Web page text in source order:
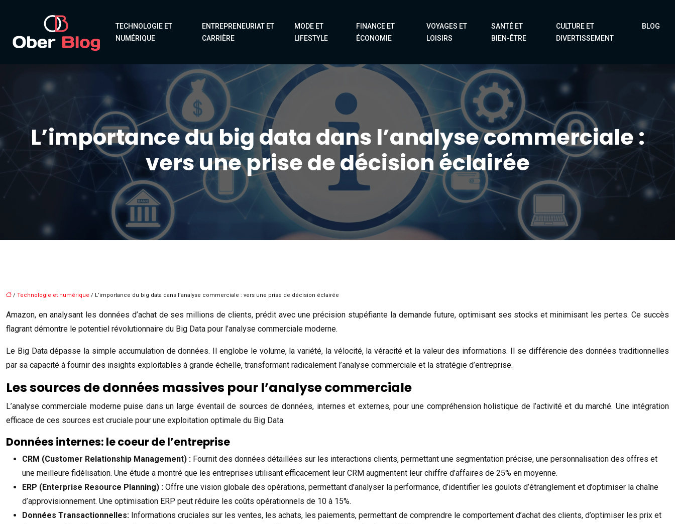
TECHNOLOGIE ET
NUMÉRIQUE
ENTREPRENEURIAT ET
CARRIÈRE
MODE ET
LIFESTYLE
FINANCE ET
ÉCONOMIE
VOYAGES ET
LOISIRS
SANTÉ ET
BIEN-ÊTRE
CULTURE ET
DIVERTISSEMENT
BLOG
L’importance du big data dans l’analyse commerciale :
vers une prise de décision éclairée
/ Technologie et numérique / L’importance du big data dans l’analyse commerciale : vers une prise de décision éclairée
Amazon, en analysant les données d’achat de ses millions de clients, prédit avec une précision stupéfiante la demande future, optimisant ses stocks et minimisant les pertes. Ce succès
flagrant démontre le potentiel révolutionnaire du Big Data pour l’analyse commerciale moderne.
Le Big Data dépasse la simple accumulation de données. Il englobe le volume, la variété, la vélocité, la véracité et la valeur des informations. Il se différencie des données traditionnelles
par sa capacité à fournir des insights exploitables à grande échelle, transformant radicalement l’analyse commerciale et la stratégie d’entreprise.
Les sources de données massives pour l’analyse commerciale
L’analyse commerciale moderne puise dans un large éventail de sources de données, internes et externes, pour une compréhension holistique de l’activité et du marché. Une intégration
efficace de ces sources est cruciale pour une exploitation optimale du Big Data.
Données internes: le coeur de l’entreprise
CRM (Customer Relationship Management) : Fournit des données détaillées sur les interactions clients, permettant une segmentation précise, une personnalisation des offres et
une meilleure fidélisation. Une étude a montré que les entreprises utilisant efficacement leur CRM augmentent leur chiffre d’affaires de 25% en moyenne.
ERP (Enterprise Resource Planning) : Offre une vision globale des opérations, permettant d’analyser la performance, d’identifier les goulots d’étranglement et d’optimiser la chaîne
d’approvisionnement. Une optimisation ERP peut réduire les coûts opérationnels de 10 à 15%.
Données Transactionnelles: Informations cruciales sur les ventes, les achats, les paiements, permettant de comprendre le comportement d’achat des clients, d’optimiser les prix et